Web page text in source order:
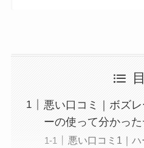
悪い口コミ｜ボズ
ーの使って分かった
悪い口コミ1｜